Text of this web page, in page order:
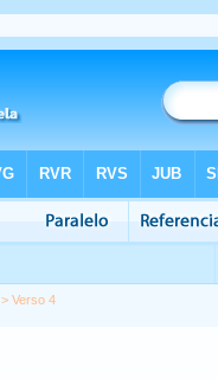
> Verso 4